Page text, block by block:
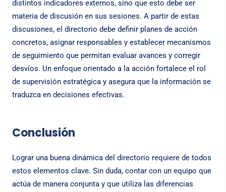
distintos indicadores externos, sino que esto debe ser
materia de discusión en sus sesiones. A partir de estas
discusiones, el directorio debe definir planes de acción
concretos, asignar responsables y establecer mecanismos
de seguimiento que permitan evaluar avances y corregir
desvíos. Un enfoque orientado a la acción fortalece el rol
de supervisión estratégica y asegura que la información se
traduzca en decisiones efectivas.
Conclusión
Lograr una buena dinámica del directorio requiere de todos
estos elementos clave. Sin duda, contar con un equipo que
actúa de manera conjunta y que utiliza las diferencias